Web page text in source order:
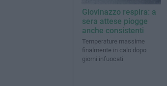
Giovinazzo respira: a
sera attese piogge
anche consistenti
Temperature massime
finalmente in calo dopo
giorni infuocati